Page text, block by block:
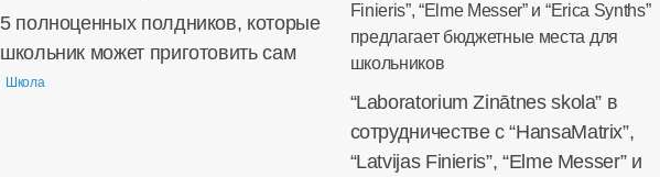
5 полноценных полдников, которые
школьник может приготовить сам
Школа
“Laboratorium Zinātnes skola” в
сотрудничестве с “HansaMatrix”,
“Latvijas Finieris”, “Elme Messer” и